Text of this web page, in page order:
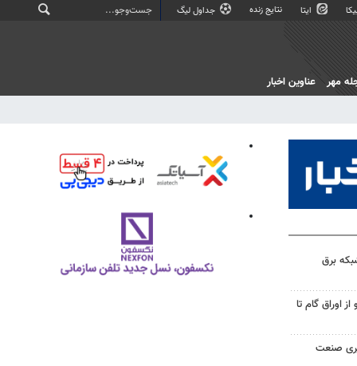
ایتا نتایج زنده جداول لیگ
مهر عناوین اخبار
برق
اوراق گام تا
صنعت